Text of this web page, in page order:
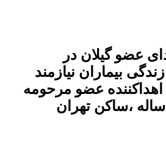
عضو گیلان در
بیماران نیازمند
عضو مرحومه